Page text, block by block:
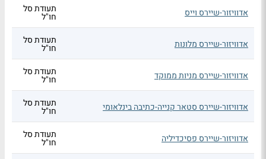
אדוויזור-שיירס וייס תעודת סל
חו"ל
אדוויזור-שיירס מלונות תעודת סל
חו"ל
אדוויזור-שיירס מניות ממוקד תעודת סל
חו"ל
אדוויזור-שיירס סטאר קנייה-כתיבה בינלאומי תעודת סל
חו"ל
אדוויזור-שיירס פסיכדיליה תעודת סל
חו"ל